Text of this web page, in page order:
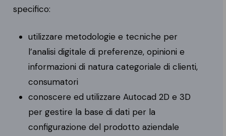
specifico:
utilizzare metodologie e tecniche per
l’analisi digitale di preferenze, opinioni e
informazioni di natura categoriale di clienti,
consumatori
conoscere ed utilizzare Autocad 2D e 3D
per gestire la base di dati per la
configurazione del prodotto aziendale